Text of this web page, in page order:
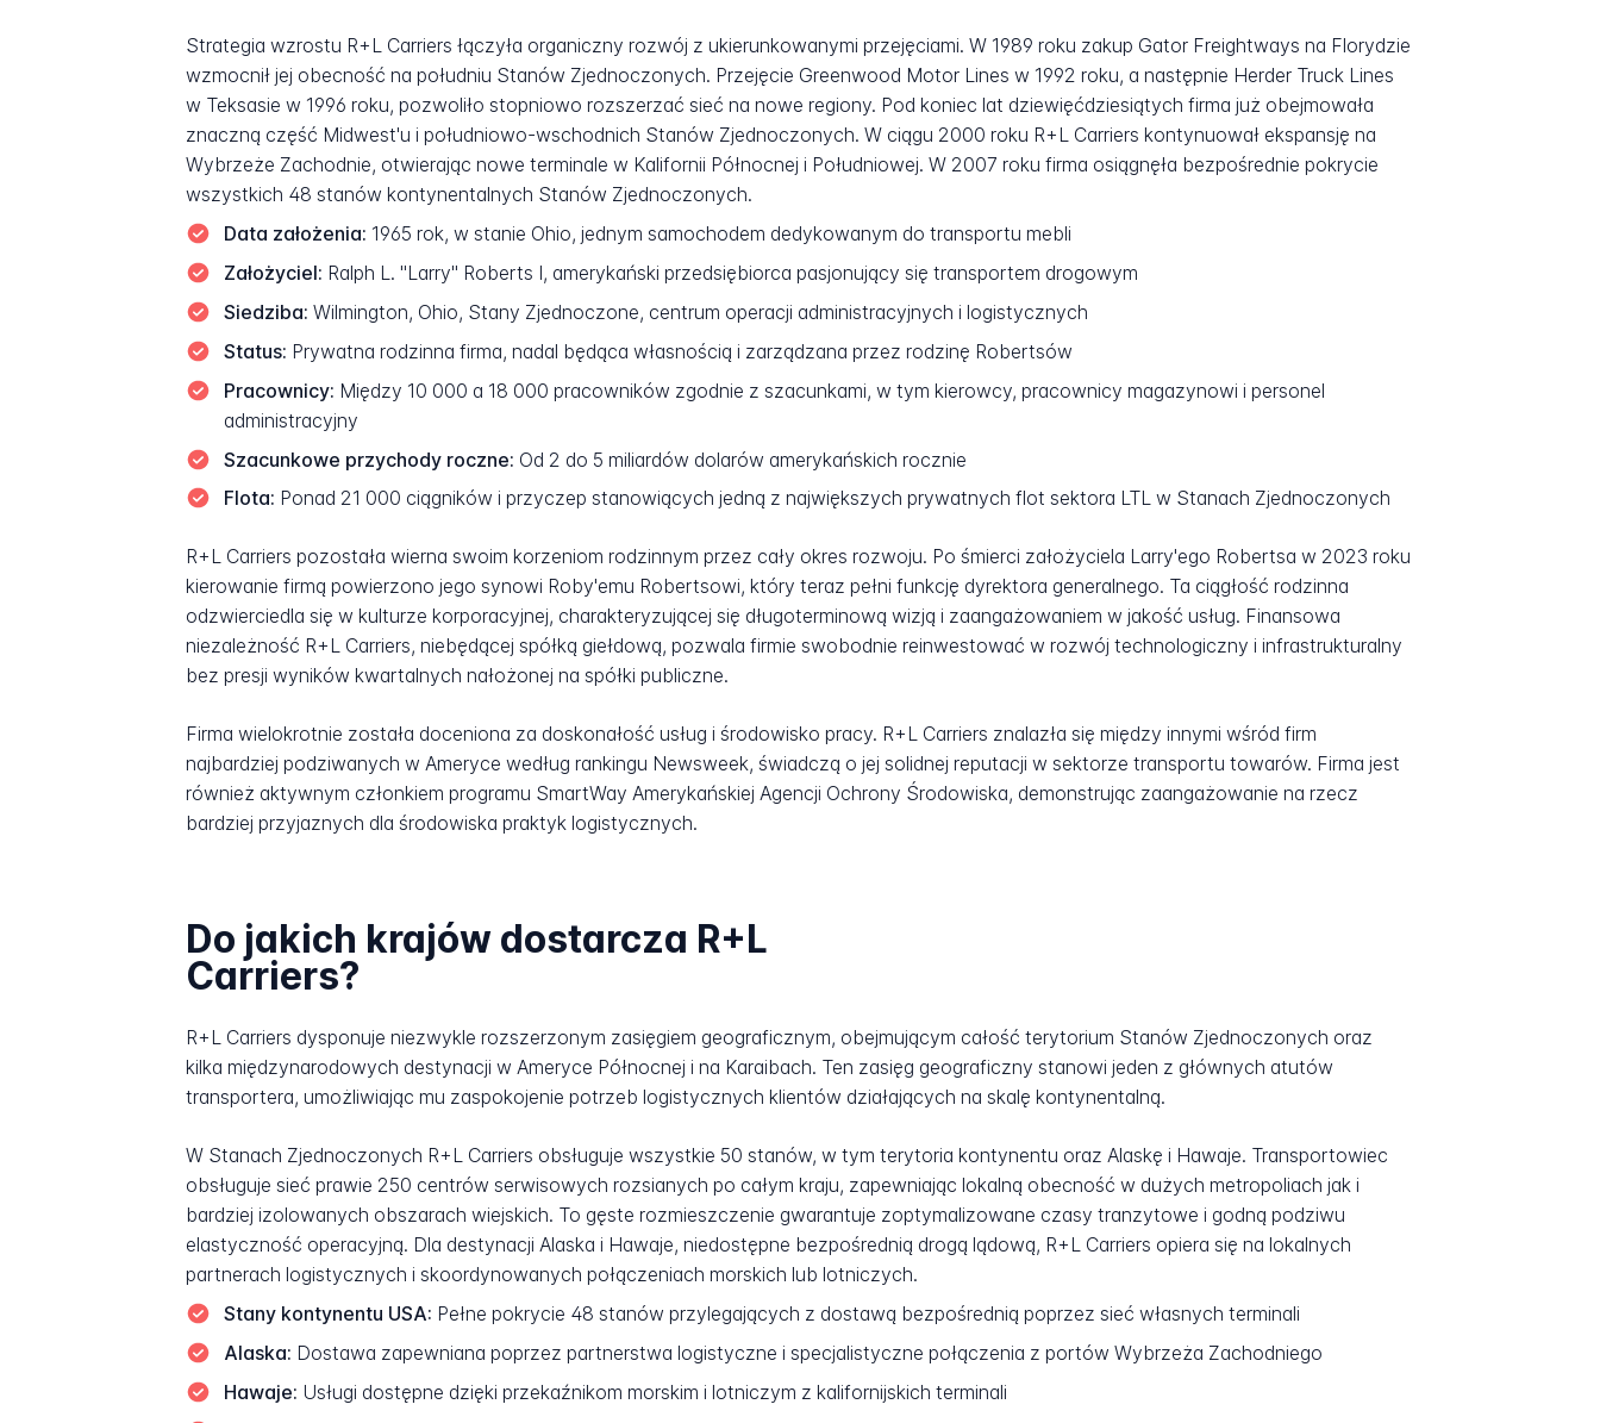
Strategia wzrostu R+L Carriers łączyła organiczny rozwój z ukierunkowanymi przejęciami. W 1989 roku zakup Gator Freightways na Florydzie
wzmocnił jej obecność na południu Stanów Zjednoczonych. Przejęcie Greenwood Motor Lines w 1992 roku, a następnie Herder Truck Lines
w Teksasie w 1996 roku, pozwoliło stopniowo rozszerzać sieć na nowe regiony. Pod koniec lat dziewięćdziesiątych firma już obejmowała
znaczną część Midwest'u i południowo-wschodnich Stanów Zjednoczonych. W ciągu 2000 roku R+L Carriers kontynuował ekspansję na
Wybrzeże Zachodnie, otwierając nowe terminale w Kalifornii Północnej i Południowej. W 2007 roku firma osiągnęła bezpośrednie pokrycie
wszystkich 48 stanów kontynentalnych Stanów Zjednoczonych.
Data założenia: 1965 rok, w stanie Ohio, jednym samochodem dedykowanym do transportu mebli
Założyciel: Ralph L. "Larry" Roberts I, amerykański przedsiębiorca pasjonujący się transportem drogowym
Siedziba: Wilmington, Ohio, Stany Zjednoczone, centrum operacji administracyjnych i logistycznych
Status: Prywatna rodzinna firma, nadal będąca własnością i zarządzana przez rodzinę Robertsów
Pracownicy: Między 10 000 a 18 000 pracowników zgodnie z szacunkami, w tym kierowcy, pracownicy magazynowi i personel
administracyjny
Szacunkowe przychody roczne: Od 2 do 5 miliardów dolarów amerykańskich rocznie
Flota: Ponad 21 000 ciągników i przyczep stanowiących jedną z największych prywatnych flot sektora LTL w Stanach Zjednoczonych
R+L Carriers pozostała wierna swoim korzeniom rodzinnym przez cały okres rozwoju. Po śmierci założyciela Larry'ego Robertsa w 2023 roku
kierowanie firmą powierzono jego synowi Roby'emu Robertsowi, który teraz pełni funkcję dyrektora generalnego. Ta ciągłość rodzinna
odzwierciedla się w kulturze korporacyjnej, charakteryzującej się długoterminową wizją i zaangażowaniem w jakość usług. Finansowa
niezależność R+L Carriers, niebędącej spółką giełdową, pozwala firmie swobodnie reinwestować w rozwój technologiczny i infrastrukturalny
bez presji wyników kwartalnych nałożonej na spółki publiczne.
Firma wielokrotnie została doceniona za doskonałość usług i środowisko pracy. R+L Carriers znalazła się między innymi wśród firm
najbardziej podziwanych w Ameryce według rankingu Newsweek, świadczą o jej solidnej reputacji w sektorze transportu towarów. Firma jest
również aktywnym członkiem programu SmartWay Amerykańskiej Agencji Ochrony Środowiska, demonstrując zaangażowanie na rzecz
bardziej przyjaznych dla środowiska praktyk logistycznych.
Do jakich krajów dostarcza R+L
Carriers?
R+L Carriers dysponuje niezwykle rozszerzonym zasięgiem geograficznym, obejmującym całość terytorium Stanów Zjednoczonych oraz
kilka międzynarodowych destynacji w Ameryce Północnej i na Karaibach. Ten zasięg geograficzny stanowi jeden z głównych atutów
transportera, umożliwiając mu zaspokojenie potrzeb logistycznych klientów działających na skalę kontynentalną.
W Stanach Zjednoczonych R+L Carriers obsługuje wszystkie 50 stanów, w tym terytoria kontynentu oraz Alaskę i Hawaje. Transportowiec
obsługuje sieć prawie 250 centrów serwisowych rozsianych po całym kraju, zapewniając lokalną obecność w dużych metropoliach jak i
bardziej izolowanych obszarach wiejskich. To gęste rozmieszczenie gwarantuje zoptymalizowane czasy tranzytowe i godną podziwu
elastyczność operacyjną. Dla destynacji Alaska i Hawaje, niedostępne bezpośrednią drogą lądową, R+L Carriers opiera się na lokalnych
partnerach logistycznych i skoordynowanych połączeniach morskich lub lotniczych.
Stany kontynentu USA: Pełne pokrycie 48 stanów przylegających z dostawą bezpośrednią poprzez sieć własnych terminali
Alaska: Dostawa zapewniana poprzez partnerstwa logistyczne i specjalistyczne połączenia z portów Wybrzeża Zachodniego
Hawaje: Usługi dostępne dzięki przekaźnikom morskim i lotniczym z kalifornijskich terminali